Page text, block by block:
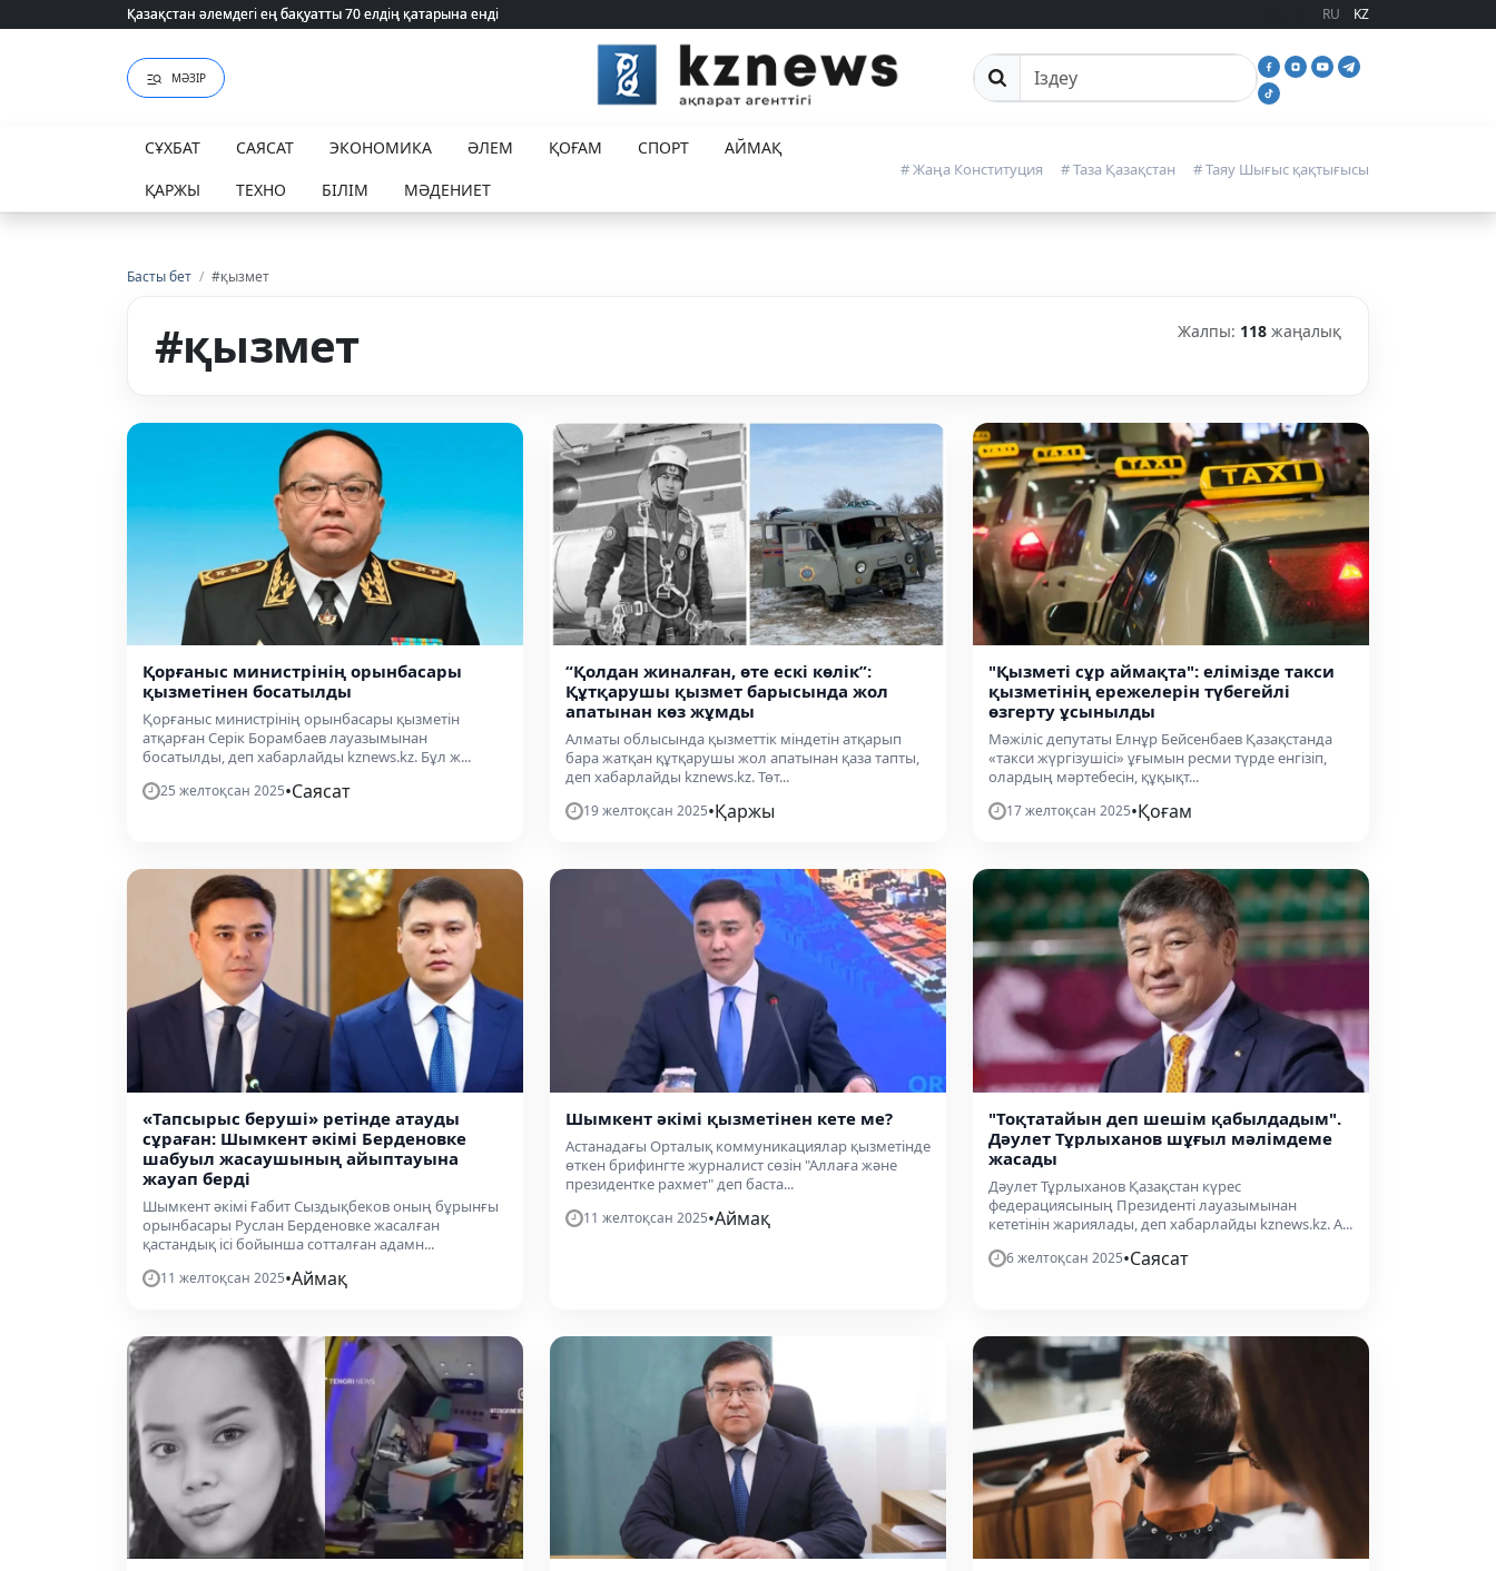
Қазақстан әлемдегі ең бақуатты 70 елдің қатарына енді
Қазақстан әлемдегі ең бақуатты 70 елдің қатарына енді RU KZ
МӘЗІР Сайттан іздеу
СҰХБАТ САЯСАТ ЭКОНОМИКА ӘЛЕМ ҚОҒАМ СПОРТ
АЙМАҚ
ҚАРЖЫ
ТЕХНО БІЛІМ МӘДЕНИЕТ
# Жаңа Конституция # Таза Қазақстан # Таяу Шығыс қақтығысы
Басты бет / #қызмет
#қызмет Жалпы: 118 жаңалық
Қорғаныс министрінің орынбасары
қызметінен босатылды
Қорғаныс министрінің орынбасары қызметін
атқарған Серік Борамбаев лауазымынан
босатылды, деп хабарлайды kznews.kz. Бұл ж...
25 желтоқсан 2025•Саясат
“Қолдан жиналған, өте ескі көлік”:
Құтқарушы қызмет барысында жол
апатынан көз жұмды
Алматы облысында қызметтік міндетін атқарып
бара жатқан құтқарушы жол апатынан қаза тапты,
деп хабарлайды kznews.kz. Төт...
19 желтоқсан 2025•Қаржы
"Қызметі сұр аймақта": елімізде такси
қызметінің ережелерін түбегейлі
өзгерту ұсынылды
Мәжіліс депутаты Елнұр Бейсенбаев Қазақстанда
«такси жүргізушісі» ұғымын ресми түрде енгізіп,
олардың мәртебесін, құқықт...
17 желтоқсан 2025•Қоғам
«Тапсырыс беруші» ретінде атауды
сұраған: Шымкент әкімі Берденовке
шабуыл жасаушының айыптауына
жауап берді
Шымкент әкімі Ғабит Сыздықбеков оның бұрынғы
орынбасары Руслан Берденовке жасалған
қастандық ісі бойынша сотталған адамн...
11 желтоқсан 2025•Аймақ
Шымкент әкімі қызметінен кете ме?
Астанадағы Орталық коммуникациялар қызметінде
өткен брифингте журналист сөзін "Аллаға және
президентке рахмет" деп баста...
11 желтоқсан 2025•Аймақ
"Тоқтатайын деп шешім қабылдадым".
Дәулет Тұрлыханов шұғыл мәлімдеме
жасады
Дәулет Тұрлыханов Қазақстан күрес
федерациясының Президенті лауазымынан
кететінін жариялады, деп хабарлайды kznews.kz. А...
6 желтоқсан 2025•Саясат